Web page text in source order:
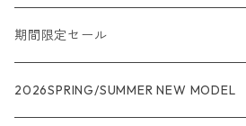
メンズ
R1
ウィメンズ
期間限定セール
★★★
2026SPRING/SUMMER NEW MODEL